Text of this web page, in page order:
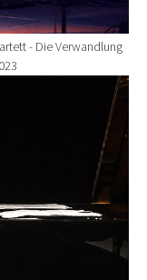
- Die Verwandlung